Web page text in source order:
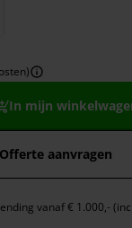
In mijn
Offerte aanvragen
vanaf € 1.000,-